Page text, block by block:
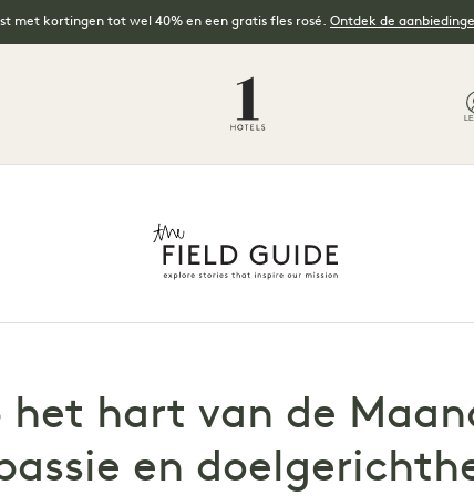
met kortingen tot wel 40% en een gratis fles rosé. Ontdek de
hart van de
en